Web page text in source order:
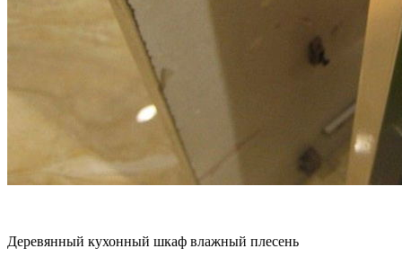
Деревянный кухонный шкаф влажный плесень